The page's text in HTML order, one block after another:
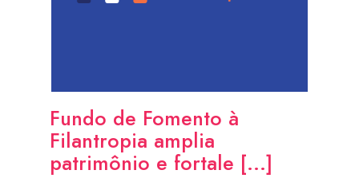
Fundo de Fomento à
Filantropia amplia
patrimônio e fortale [...]